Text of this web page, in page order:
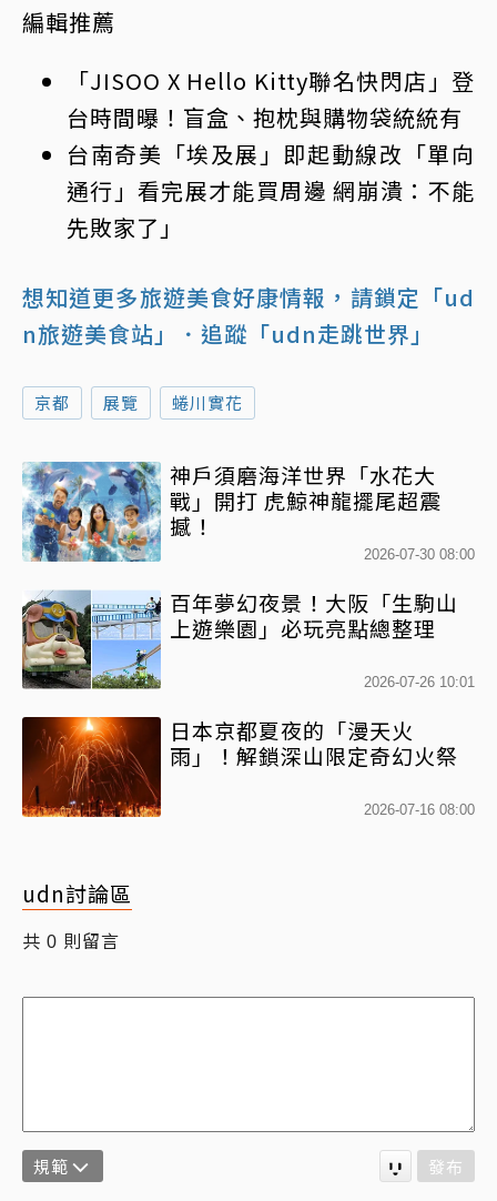
編輯推薦
「JISOO X Hello Kitty聯名快閃店」登
台時間曝！盲盒、抱枕與購物袋統統有
台南奇美「埃及展」即起動線改「單向
通行」看完展才能買周邊 網崩潰：不能
先敗家了」
想知道更多旅遊美食好康情報，請鎖定「ud
n旅遊美食站」
．追蹤「udn走跳世界」
京都 展覽 蜷川實花
神戶須磨海洋世界「水花大
戰」開打 虎鯨神龍擺尾超震
撼！
2026-07-30 08:00
百年夢幻夜景！大阪「生駒山
上遊樂園」必玩亮點總整理
2026-07-26 10:01
日本京都夏夜的「漫天火
雨」！解鎖深山限定奇幻火祭
2026-07-16 08:00
udn討論區
共 0 則留言
規範 發布